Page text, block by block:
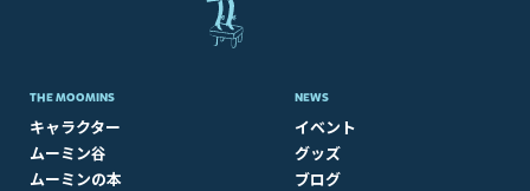
THE MOOMINS
キャラクター
ムーミン谷
ムーミンの本
NEWS
イベント
グッズ
ブログ